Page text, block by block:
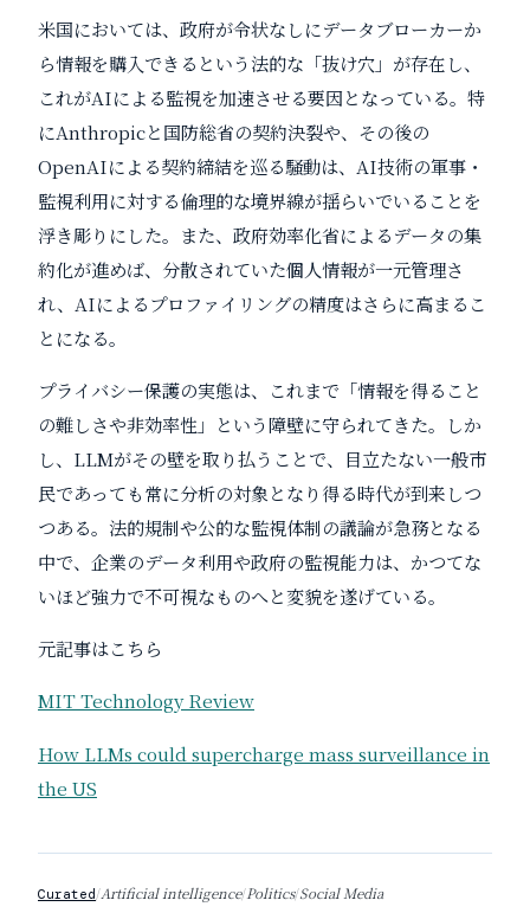
米国においては、政府が令状なしにデータブローカーか
ら情報を購入できるという法的な「抜け穴」が存在し、
これがAIによる監視を加速させる要因となっている。特
にAnthropicと国防総省の契約決裂や、その後の
OpenAIによる契約締結を巡る騒動は、AI技術の軍事・
監視利用に対する倫理的な境界線が揺らいでいることを
浮き彫りにした。また、政府効率化省によるデータの集
約化が進めば、分散されていた個人情報が一元管理さ
れ、AIによるプロファイリングの精度はさらに高まるこ
とになる。
プライバシー保護の実態は、これまで「情報を得ること
の難しさや非効率性」という障壁に守られてきた。しか
し、LLMがその壁を取り払うことで、目立たない一般市
民であっても常に分析の対象となり得る時代が到来しつ
つある。法的規制や公的な監視体制の議論が急務となる
中で、企業のデータ利用や政府の監視能力は、かつてな
いほど強力で不可視なものへと変貌を遂げている。
元記事はこちら
MIT Technology Review
How LLMs could supercharge mass surveillance in
the US
Curated/Artificial intelligence/Politics/Social Media